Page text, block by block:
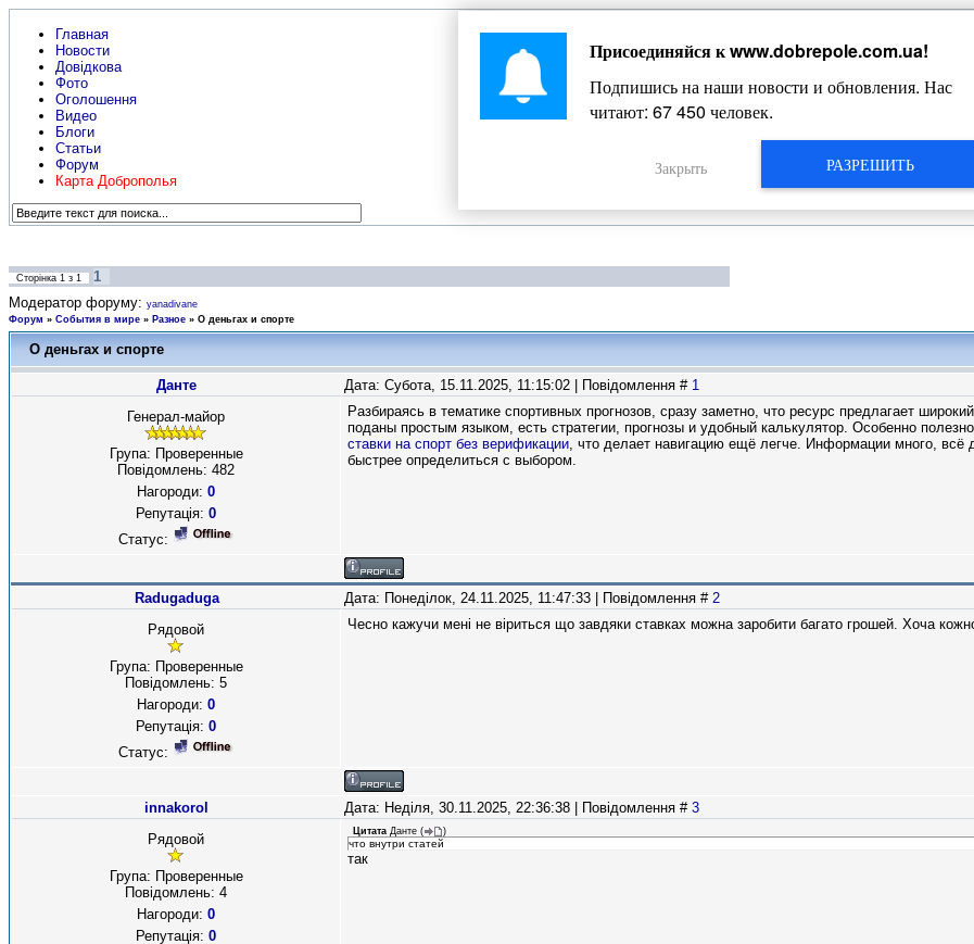
Главная
Новости
Довідкова
Фото
Оголошення
Видео
Блоги
Статьи
Форум
Карта Доброполья
Жизнь Добропольского края
Сторінка 1 з 1
1
Модератор форуму: yanadivane
Форум » События в мире » Разное » О деньгах и спорте
О деньгах и спорте
Данте Дата: Субота, 15.11.2025, 11:15:02 | Повідомлення # 1
Генерал-майор
Група: Проверенные
Повідомлень: 482
Нагороди: 0
Репутація: 0
Статус:
Разбираясь в тематике спортивных прогнозов, сразу заметно, что ресурс предлагает
поданы простым языком, есть стратегии, прогнозы и удобный калькулятор. Особенно
ставки на спорт без верификации, что делает навигацию ещё легче. Информации много, всё
быстрее определиться с выбором.
Radugaduga Дата: Понеділок, 24.11.2025, 11:47:33 | Повідомлення # 2
Рядовой
Група: Проверенные
Повідомлень: 5
Нагороди: 0
Репутація: 0
Статус:
Чесно кажучи мені не віриться що завдяки ставках можна заробити багато грошей. Хоча
innakorol Дата: Неділя, 30.11.2025, 22:36:38 | Повідомлення # 3
Рядовой
Група: Проверенные
Повідомлень: 4
Нагороди: 0
Репутація: 0
Цитата Данте ( )
что внутри статей
так
Присоединяйся кwww.dobrepole.com.ua!
Подпишись на наши новости и обновления. Нас
читают: 67 450 человек.
РАЗРЕШИТЬ
Закрыть